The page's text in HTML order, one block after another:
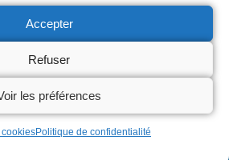
Accepter
Refuser
les préférences
cookiesPolitique de confidentialité
Bordes - Réalisation Atmedia & Partner's
Mentions